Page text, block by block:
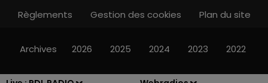
13h00 - 16h00
Règlements
Gestion des cookies Plan du site
Archives 2026 2025 2024 2023 2022